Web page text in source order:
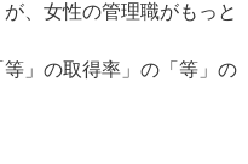
、女性の管理職がもっと
」の取得率」の「等」の